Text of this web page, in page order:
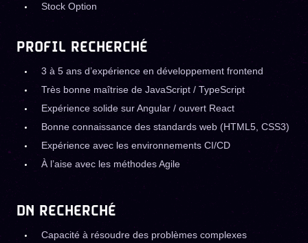
Stock Option
PROFIL RECHERCHÉ
3 à 5 ans d’expérience en développement frontend
Très bonne maîtrise de JavaScript / TypeScript
Expérience solide sur Angular / ouvert React
Bonne connaissance des standards web (HTML5, CSS3)
Expérience avec les environnements CI/CD
À l’aise avec les méthodes Agile
DN RECHERCHÉ
Capacité à résoudre des problèmes complexes